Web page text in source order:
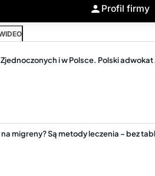
Profil firmy
i w Polsce. Polski adwokat
migreny? Są metody leczenia – bez